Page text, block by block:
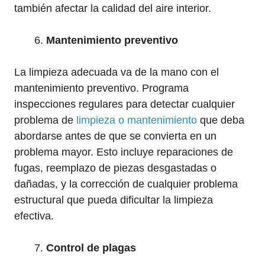
también afectar la calidad del aire interior.
Mantenimiento preventivo
La limpieza adecuada va de la mano con el
mantenimiento preventivo. Programa
inspecciones regulares para detectar cualquier
problema de limpieza o mantenimiento que deba
abordarse antes de que se convierta en un
problema mayor. Esto incluye reparaciones de
fugas, reemplazo de piezas desgastadas o
dañadas, y la corrección de cualquier problema
estructural que pueda dificultar la limpieza
efectiva.
Control de plagas